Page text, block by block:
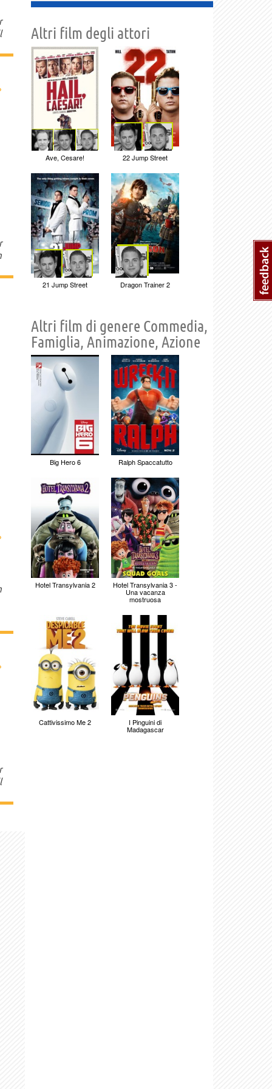
Altri film degli attori
Ave, Cesare! 22 Jump Street
21 Jump Street Dragon Trainer 2
Altri film di genere Commedia,
Famiglia, Animazione, Azione
Big Hero 6 Ralph Spaccatutto
Hotel Transylvania 2 Hotel Transylvania 3 -
Una vacanza
mostruosa
Cattivissimo Me 2 I Pinguini di
Madagascar